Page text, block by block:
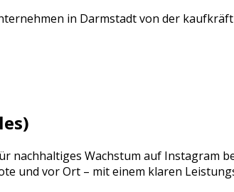
in Darmstadt von der
nachhaltiges Wachstum auf Instagram
und vor Ort – mit einem klaren